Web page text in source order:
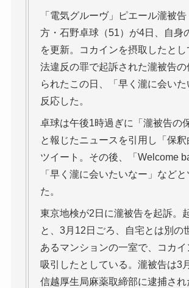
「電気グルーヴ」ピエール瀧被
方・石野卓球（51）が4日、自身
を更新。コカインを摂取したと
法違反の罪で起訴された瀧被告の
られたこの日、「早く瀧に会いた
反応した。
卓球は午後1時過ぎに「瀧被告の
と報じたニュースを引用し「保釈
ツイート。その後、「Welcome
「早く瀧に会いたいなー」など
た。
東京地検が2日に瀧被告を起訴。
と、3月12日ごろ、自宅とは別の
あるマンションの一室で、コカイ
吸引したとしている。瀧被告は3
信越厚生局麻薬取締部に逮捕され